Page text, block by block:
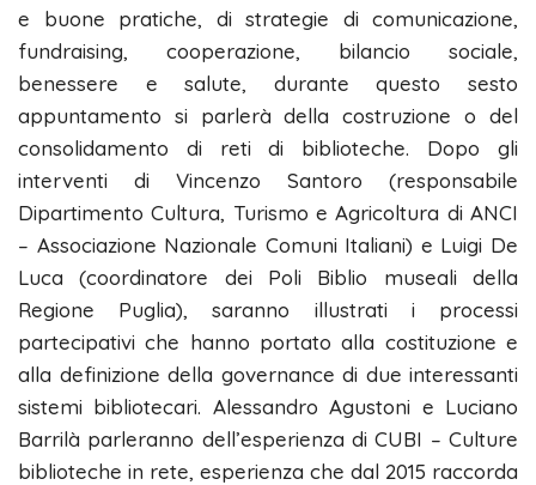
e buone pratiche, di strategie di comunicazione,
fundraising, cooperazione, bilancio sociale,
benessere e salute, durante questo sesto
appuntamento si parlerà della costruzione o del
consolidamento di reti di biblioteche. Dopo gli
interventi di Vincenzo Santoro (responsabile
Dipartimento Cultura, Turismo e Agricoltura di ANCI
– Associazione Nazionale Comuni Italiani) e Luigi De
Luca (coordinatore dei Poli Biblio museali della
Regione Puglia), saranno illustrati i processi
partecipativi che hanno portato alla costituzione e
alla definizione della governance di due interessanti
sistemi bibliotecari. Alessandro Agustoni e Luciano
Barrilà parleranno dell’esperienza di CUBI – Culture
biblioteche in rete, esperienza che dal 2015 raccorda